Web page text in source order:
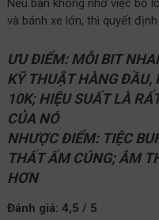
Nếu bạn không nhớ việc bỏ
và bánh xe lớn, thì quyết
ƯU ĐIỂM: MỖI BIT
KỸ THUẬT HÀNG ĐẦU,
10K; HIỆU SUẤT LÀ
CỦA NÓ
NHƯỢC ĐIỂM: TIỆC
THẤT ẤM CÚNG; ÂM
HƠN
Đánh giá: 4,5 / 5